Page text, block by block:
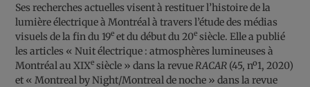
Ses recherches actuelles visent à restituer l’histoire de la
lumière électrique à Montréal à travers l’étude des médias
visuels de la fin du 19e et du début du 20e siècle. Elle a publié
les articles « Nuit électrique : atmosphères lumineuses à
Montréal au XIXe siècle » dans la revueRACAR (45, nº1, 2020)
et « Montreal by Night/Montreal de noche » dans la revue